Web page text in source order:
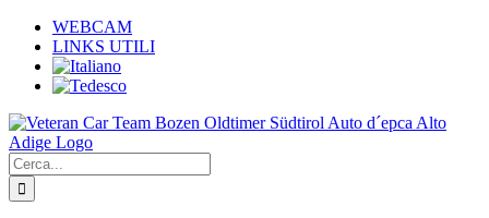
Salta
contenuto
WEBCAM
LINKS UTILI
Cerca
per: